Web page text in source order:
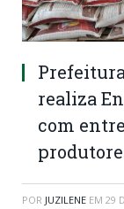
realiza
com
POR JUZILENE EM 29